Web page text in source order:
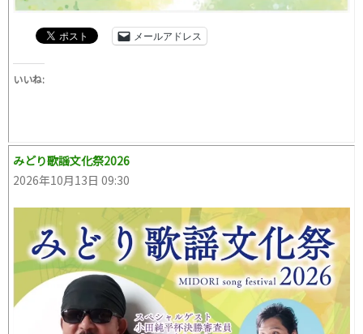
メールアドレス
いいね:
みどり歌謡文化祭2026
2026年10月13日 09:30